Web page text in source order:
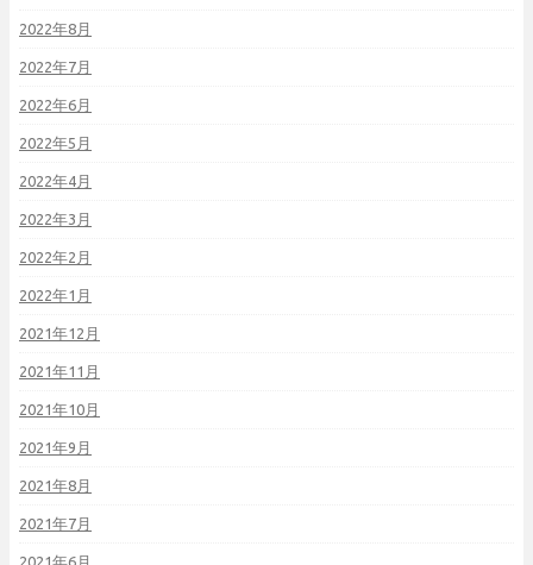
2022年8月
2022年7月
2022年6月
2022年5月
2022年4月
2022年3月
2022年2月
2022年1月
2021年12月
2021年11月
2021年10月
2021年9月
2021年8月
2021年7月
2021年6月